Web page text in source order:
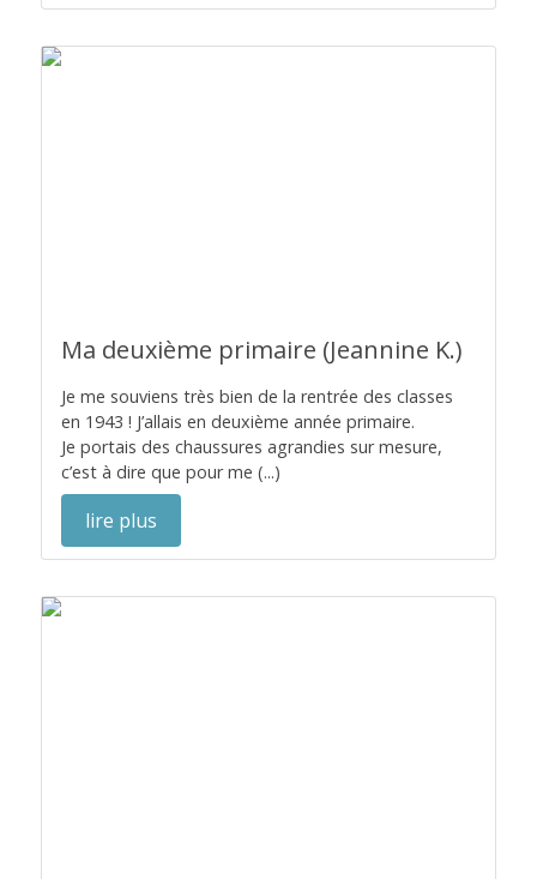
Ma deuxième primaire (Jeannine K.)
Je me souviens très bien de la rentrée des classes
en 1943 ! J’allais en deuxième année primaire.
Je portais des chaussures agrandies sur mesure,
c’est à dire que pour me (...)
lire plus